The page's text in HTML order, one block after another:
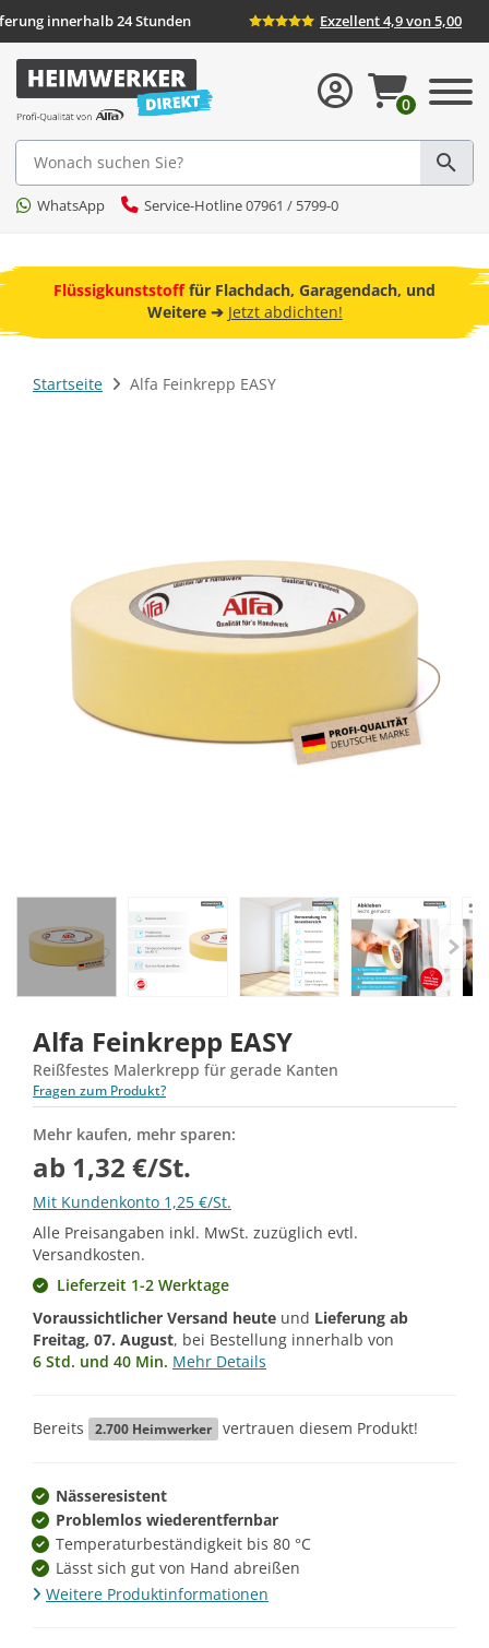
innerhalb 24 Stunden Exzellent 4,9 von 5,00
Suche
WhatsApp Service-Hotline 07961 / 5799-0
0
Flüssigkunststofffür Flachdach, Garagendach, und
Weitere ➔ Jetzt abdichten!
Startseite Alfa Feinkrepp EASY
Alfa Feinkrepp EASY
Reißfestes Malerkrepp für gerade Kanten
Fragen zum Produkt?
Mehr kaufen, mehr sparen:
ab 1,32 €/St.
Mit Kundenkonto 1,25 €/St.
Alle Preisangaben inkl. MwSt. zuzüglich evtl.
Versandkosten.
Lieferzeit 1-2 Werktage
Voraussichtlicher Versand heute und Lieferung ab
Freitag, 07. August, bei Bestellung innerhalb von
6 Std. und 40 Min. Mehr Details
Bereits 2.700 Heimwerker vertrauen diesem Produkt!
Nässeresistent
Problemlos wiederentfernbar
Temperaturbeständigkeit bis 80 °C
Lässt sich gut von Hand abreißen
Weitere Produktinformationen